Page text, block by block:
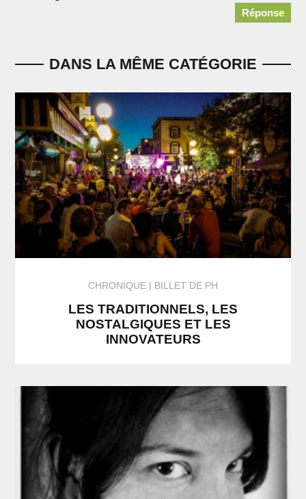
Réponse
DANS LA MÊME CATÉGORIE
CHRONIQUE BILLET DE PH
LES TRADITIONNELS, LES
NOSTALGIQUES ET LES
INNOVATEURS